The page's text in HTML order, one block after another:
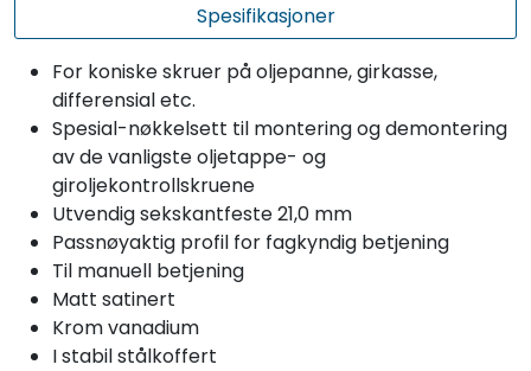
Spesifikasjoner
For koniske skruer på oljepanne, girkasse,
differensial etc.
Spesial-nøkkelsett til montering og demontering
av de vanligste oljetappe- og
giroljekontrollskruene
Utvendig sekskantfeste 21,0 mm
Passnøyaktig profil for fagkyndig betjening
Til manuell betjening
Matt satinert
Krom vanadium
I stabil stålkoffert